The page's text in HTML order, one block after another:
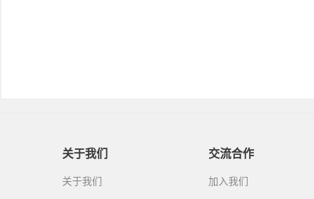
关于我们
关于我们
交流合作
加入我们